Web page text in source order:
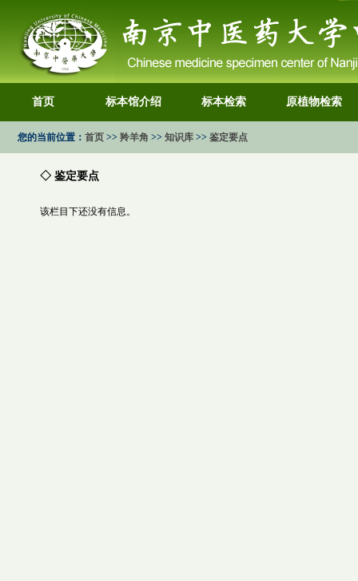
首页 标本馆介绍 标本检索 原植物检索
您的当前位置： 首页 >> 羚羊角 >> 知识库 >> 鉴定要点
◇ 鉴定要点
该栏目下还没有信息。